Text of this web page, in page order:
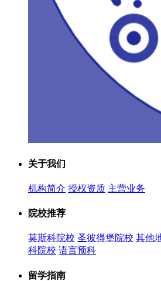
关于我们
机构简介 授权资质 主营业务
院校推荐
莫斯科院校 圣彼得堡院校 其他
科院校 语言预科
留学指南